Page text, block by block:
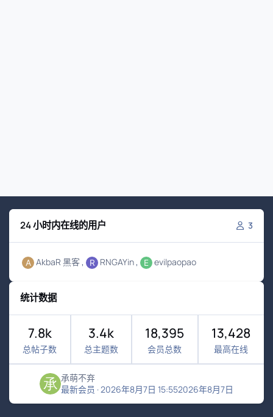
24 小时内在线的用户 3
AkbaR 黑客 RNGAYin evilpaopao
统计数据
7.8k
总帖子数
3.4k
总主题数
18,395
会员总数
13,428
最高在线
承萌不弃
最新会员 ·2026年8月7日 15:552026年8月7日